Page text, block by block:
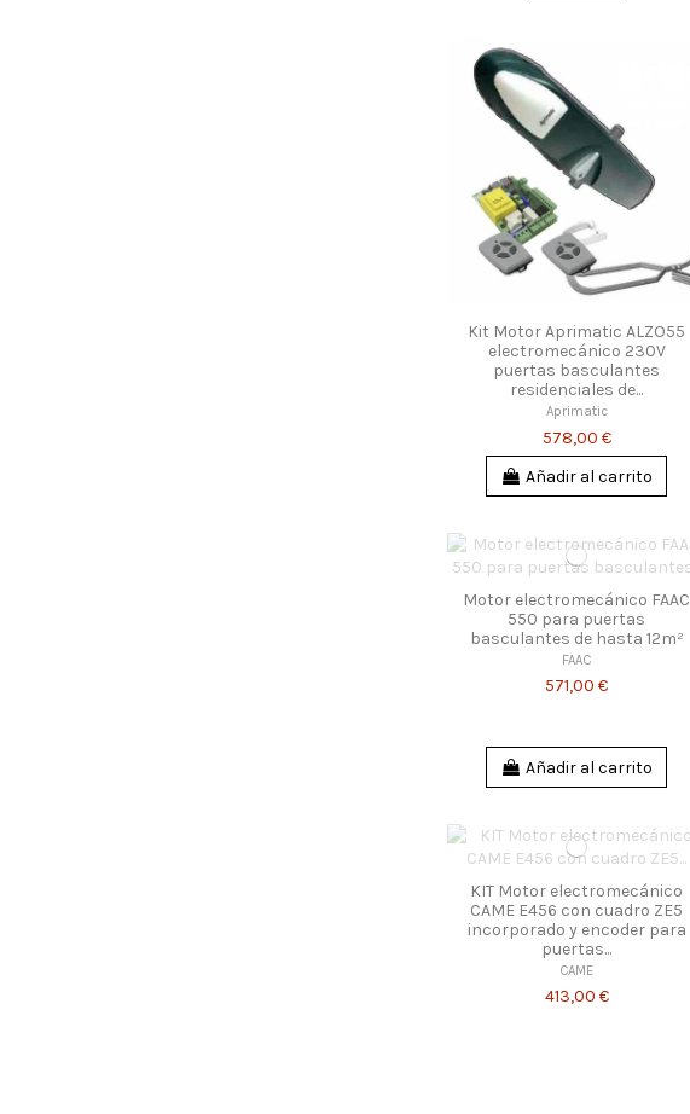
Kit Motor Aprimatic ALZO55
electromecánico 230V
puertas basculantes
residenciales de...
Aprimatic
578,00 €
Añadir al carrito
Motor electromecánico FAAC
550 para puertas
basculantes de hasta 12m²
FAAC
571,00 €
Añadir al carrito
KIT Motor electromecánico
CAME E456 con cuadro ZE5
incorporado y encoder para
puertas...
CAME
413,00 €